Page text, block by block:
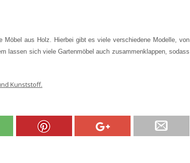
Möbel aus Holz. Hierbei gibt es viele verschiedene Modelle, von
lassen sich viele Gartenmöbel auch zusammenklappen, sodass
Kunststoff.